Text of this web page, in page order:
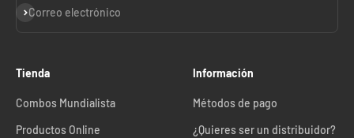
Correo electrónico
Suscribirse
Tienda
Combos Mundialista
Productos Online
Información
Métodos de pago
¿Quieres ser un distribuidor?